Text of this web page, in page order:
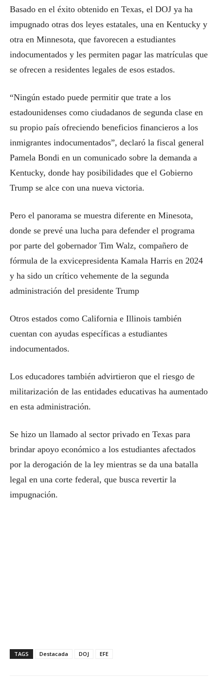
Basado en el éxito obtenido en Texas, el DOJ ya ha
impugnado otras dos leyes estatales, una en Kentucky y
otra en Minnesota, que favorecen a estudiantes
indocumentados y les permiten pagar las matrículas que
se ofrecen a residentes legales de esos estados.
“Ningún estado puede permitir que trate a los
estadounidenses como ciudadanos de segunda clase en
su propio país ofreciendo beneficios financieros a los
inmigrantes indocumentados”, declaró la fiscal general
Pamela Bondi en un comunicado sobre la demanda a
Kentucky, donde hay posibilidades que el Gobierno
Trump se alce con una nueva victoria.
Pero el panorama se muestra diferente en Minesota,
donde se prevé una lucha para defender el programa
por parte del gobernador Tim Walz, compañero de
fórmula de la exvicepresidenta Kamala Harris en 2024
y ha sido un crítico vehemente de la segunda
administración del presidente Trump
Otros estados como California e Illinois también
cuentan con ayudas específicas a estudiantes
indocumentados.
Los educadores también advirtieron que el riesgo de
militarización de las entidades educativas ha aumentado
en esta administración.
Se hizo un llamado al sector privado en Texas para
brindar apoyo económico a los estudiantes afectados
por la derogación de la ley mientras se da una batalla
legal en una corte federal, que busca revertir la
impugnación.
TAGS Destacada DOJ EFE